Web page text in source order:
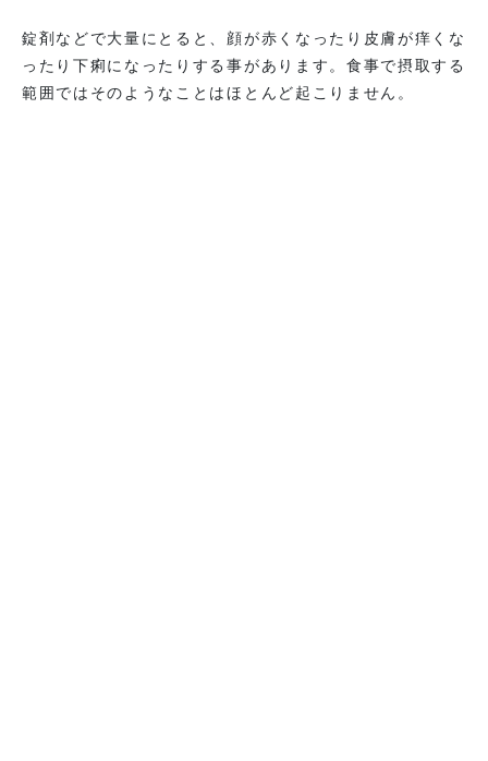
錠剤などで大量にとると、顔が赤くなったり皮膚が痒くな
ったり下痢になったりする事があります。食事で摂取する
範囲ではそのようなことはほとんど起こりません。